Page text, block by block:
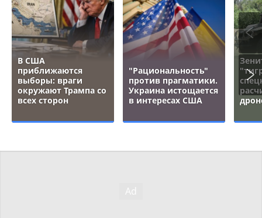
В США
приближаются
выборы: враги
окружают Трампа со
всех сторон
"Рациональность"
против прагматики.
Украина истощается
в интересах США